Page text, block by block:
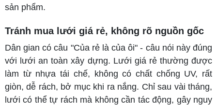
sản phẩm.
Tránh mua lưới giá rẻ, không rõ nguồn gốc
Dân gian có câu "Của rẻ là của ôi" - câu nói này đúng
với lưới an toàn xây dựng. Lưới giá rẻ thường được
làm từ nhựa tái chế, không có chất chống UV, rất
giòn, dễ rách, bở mục khi ra nắng. Chỉ sau vài tháng,
lưới có thể tự rách mà không cần tác động, gây nguy